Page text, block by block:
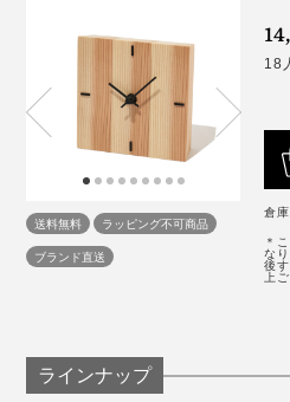
外材が中心だった業界で、木
精度といった、質のそろった
探すのは、簡単ではありませ
「探しては切って、探しては
つかってからも、いまの『
にたどり着くまでに、幅や角
て、やっとできあがりました
り物に、選ばれ続けています。
木目のそろった美しさは、ま
リビングのコーナーや、ベッ
グ、いろんな場所に置いてみ
いアクセントになって、空間
1分単位の正確な時間は読み
送料無料
ラッピング不可商品
ブランド直送
18
倉
＊
な
後
上
ラインナップ